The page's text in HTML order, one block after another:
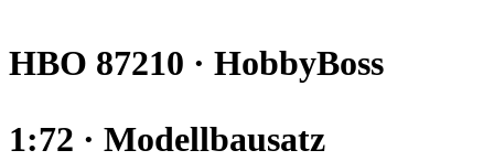
HBO 87210 · HobbyBoss
1:72 · Modellbausatz